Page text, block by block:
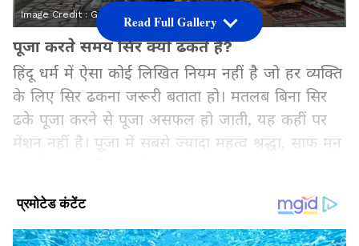
Image Credit :Getty
पूजा करते समय सिर क्यों ढकते हैं?
हिंदू धर्म में ऐसा कोई लिखित नियम नहीं है जो हर व्यक्ति
के लिए सिर ढकना जरूरी बताता हो। मतलब बिना सिर
ढके पूजा करने से पूजा असफल हो जाती, यह कहीं पर
मेंशन नहीं है। पूजा में सबसे ज्यादा महत्व श्रद्धा, साफ मन
पंजाब और गुजरात जैसे कई जगहों में महिलाएं पूजा के
समय सिर पर दुपट्टा या पल्लू रखती हैं। इसे सम्मान और
Read Full Gallery